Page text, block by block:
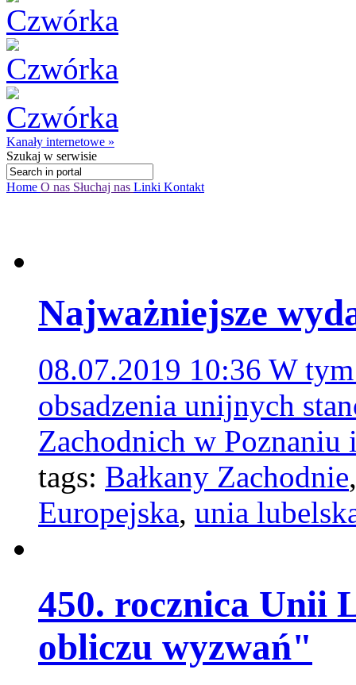
Kanały internetowe »
Szukaj w serwisie
Home O nas Słuchaj nas Linki Kontakt
Najważniejsze
08.07.2019 10:36 W
obsadzenia unijnych
Zachodnich w
tags: Bałkany Zachodnie
Europejska, unia
450. rocznica Unii
obliczu wyzwań"